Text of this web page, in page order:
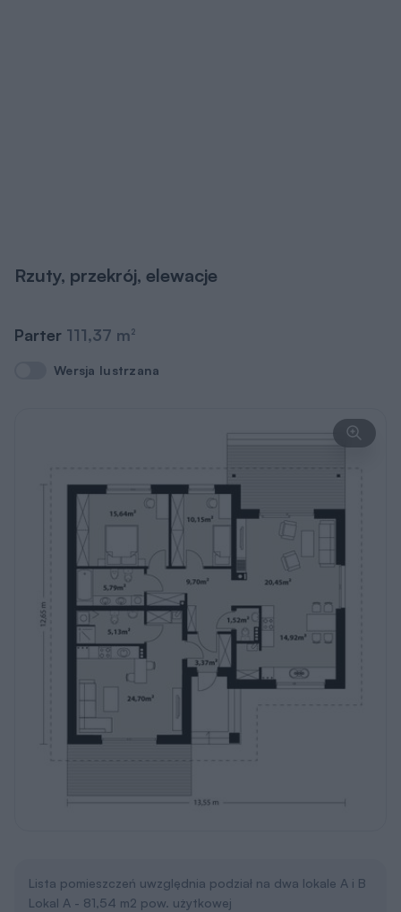
Rzuty, przekrój, elewacje
Parter 111,37 m2
Wersja lustrzana
Wersja lustrzana
Lista pomieszczeń uwzględnia podział na dwa lokale A i B
Lokal A - 81,54 m2 pow. użytkowej